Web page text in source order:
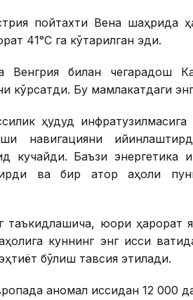
пойтахти Вена шаҳрида
41°С га кўтарилган эди.
Венгрия билан чегарадош
кўрсатди. Бу мамлакатдаги
ҳудуд
навигацияни
кучайди. Баъзи энергетика
ва бир қатор аҳоли
таъкидлашича, юқори ҳарорат
куннинг энг иссиқ
бўлиш тавсия этилади.
аномал иссиқдан 12 000